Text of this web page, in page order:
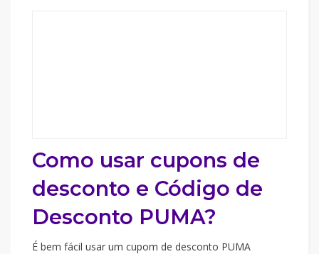
Como usar cupons de
desconto e Código de
Desconto PUMA?
É bem fácil usar um cupom de desconto PUMA